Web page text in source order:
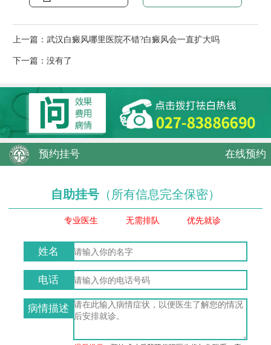
上一篇： 武汉白癜风哪里医院不错?白癜风会一直扩大吗
下一篇：没有了
预约挂号 在线预约
自助挂号 （所有信息完全保密）
专业医生 无需排队 优先就诊
姓名
电话
病情描述